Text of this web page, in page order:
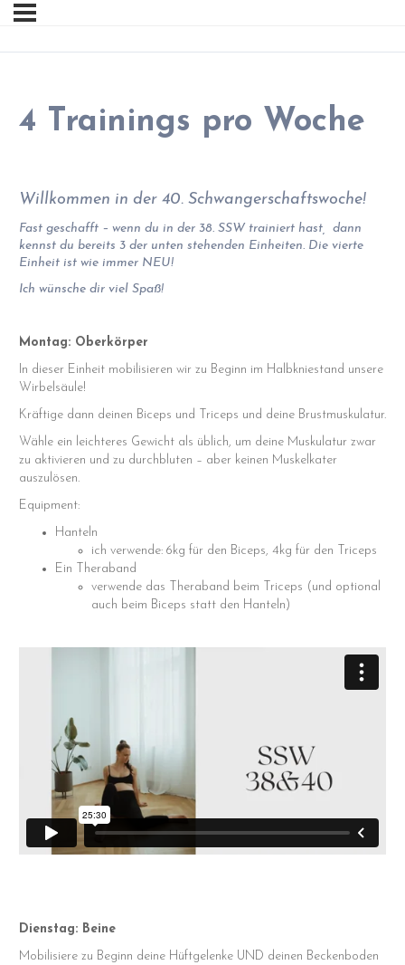
4 Trainings pro Woche
Willkommen in der 40. Schwangerschaftswoche!
Fast geschafft – wenn du in der 38. SSW trainiert hast, dann
kennst du bereits 3 der unten stehenden Einheiten. Die vierte
Einheit ist wie immer NEU!
Ich wünsche dir viel Spaß!
Montag: Oberkörper
In dieser Einheit mobilisieren wir zu Beginn im Halbkniestand unsere
Wirbelsäule!
Kräftige dann deinen Biceps und Triceps und deine Brustmuskulatur.
Wähle ein leichteres Gewicht als üblich, um deine Muskulatur zwar
zu aktivieren und zu durchbluten – aber keinen Muskelkater
auszulösen.
Equipment:
Hanteln
ich verwende: 6kg für den Biceps, 4kg für den Triceps
Ein Theraband
verwende das Theraband beim Triceps (und optional
auch beim Biceps statt den Hanteln)
Dienstag: Beine
Mobilisiere zu Beginn deine Hüftgelenke UND deinen Beckenboden